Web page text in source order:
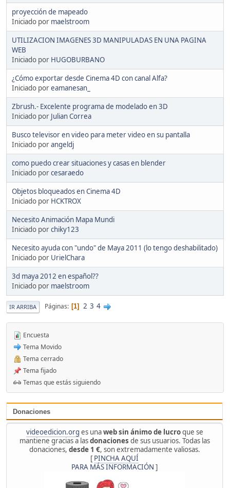
Donaciones
videoedicion.org es unaweb sin ánimo de lucroque se
mantiene gracias a lasdonaciones de sus usuarios. Todas las
donaciones, desde 1 €, son extremadamente valiosas.
[ PINCHA AQUÍ
PARA MÁS INFORMACIÓN ]
proyección de mapeado
Iniciado por maelstroom
UTILIZACION IMAGENES 3D MANIPULADAS EN UNA PAGINA
WEB
Iniciado por HUGOBURBANO
¿Cómo exportar desde Cinema 4D con canal Alfa?
Iniciado poreamanesan_
Zbrush.- Excelente programa de modelado en 3D
Iniciado por Julian Correa
Busco televisor en video para meter video en su pantalla
Iniciado porangeldj
como puedo crear situaciones y casas en blender
Iniciado porcesaraedo
Objetos bloqueados en Cinema 4D
Iniciado por HCKTROX
Necesito Animación Mapa Mundi
Iniciado porchiky123
Necesito ayuda con "undo" de Maya 2011 (lo tengo deshabilitado)
Iniciado por UrielChara
3d maya 2012 en español??
Iniciado por maelstroom
IR ARRIBA Páginas 1 2 3 4
Encuesta
Tema Movido
Tema cerrado
Tema fijado
Temas que estás siguiendo